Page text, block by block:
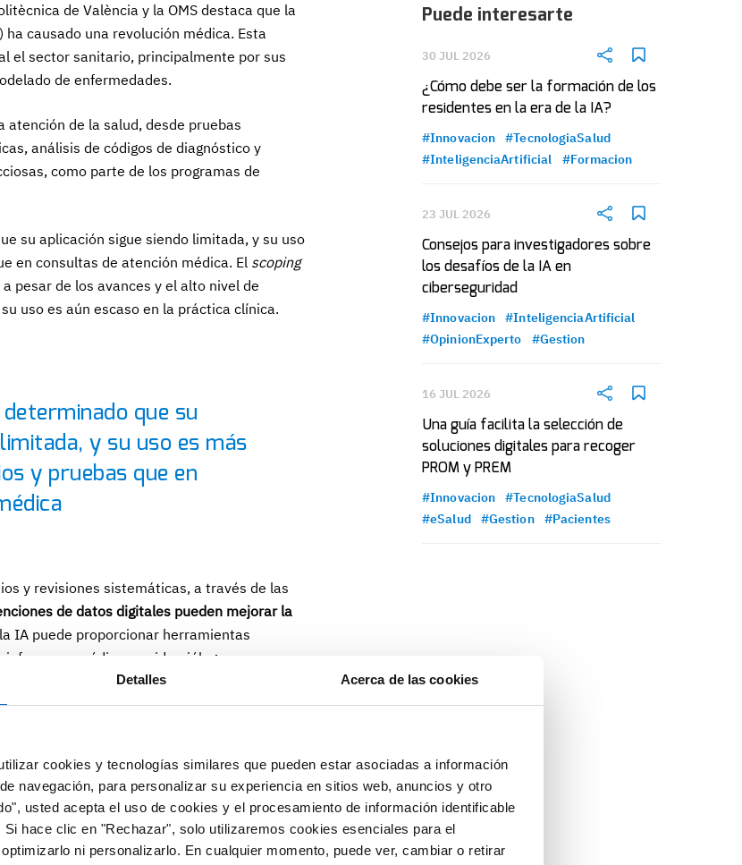
Detalles Acerca de las cookies
cookies y tecnologías similares que pueden estar asociadas a información
navegación, para personalizar su experiencia en sitios web, anuncios y otro
usted acepta el uso de cookies y el procesamiento de información identificable
hace clic en "Rechazar", solo utilizaremos cookies esenciales para el
ni personalizarlo. En cualquier momento, puede ver, cambiar o retirar
de València y la OMS destaca que la
causado una revolución médica. Esta
el sector sanitario, principalmente por sus
de enfermedades.
de la salud, desde pruebas
análisis de códigos de diagnóstico y
como parte de los programas de
su aplicación sigue siendo limitada, y su uso
en consultas de atención médica. El scoping
pesar de los avances y el alto nivel de
uso es aún escaso en la práctica clínica.
que su
y su uso es más
y pruebas que en
y revisiones sistemáticas, a través de las
de datos digitales pueden mejorar la
IA puede proporcionar herramientas
a médicos, epidemiólogos y
eficientes para promover la salud a nivel
tiene el potencial de mejorar la salud y el
deben impulsarse mediante el uso de
de decisiones clínicas basadas en la
de comunicación".
Puede interesarte
30 JUL 2026
¿Cómo debe ser la formación de los
residentes en la era de la IA?
#Innovacion
#TecnologiaSalud
#InteligenciaArtificial
#Formacion
23 JUL 2026
Consejos para investigadores sobre
los desafíos de la IA en
ciberseguridad
#Innovacion
#InteligenciaArtificial
#OpinionExperto
#Gestion
16 JUL 2026
Una guía facilita la selección de
soluciones digitales para recoger
PROM y PREM
#Innovacion
#TecnologiaSalud
#eSalud
#Gestion #Pacientes